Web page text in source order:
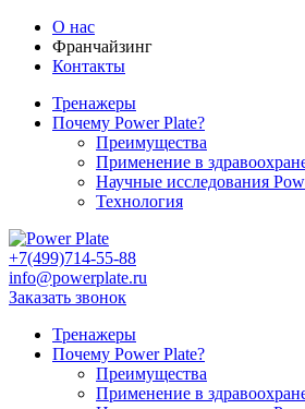
О нас
Франчайзинг
Контакты
Тренажеры
Почему Power Plate?
Преимущества
Применение в
Научные исследования
Технология
+7(499)714-55-88
info@powerplate.ru
Заказать звонок
Тренажеры
Почему Power Plate?
Преимущества
Применение в